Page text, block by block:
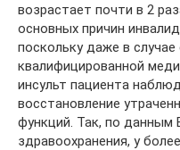
возрастает почти в 2
основных причин
поскольку даже в
квалифицированной
инсульт пациента
восстановление
функций. Так, по данным
здравоохранения, у